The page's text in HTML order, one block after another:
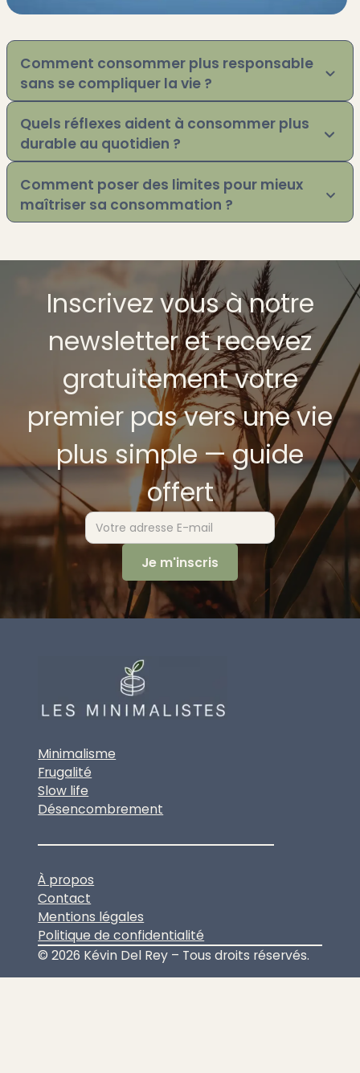
Comment consommer plus responsable
sans se compliquer la vie ?
Quels réflexes aident à consommer plus
durable au quotidien ?
Comment poser des limites pour mieux
maîtriser sa consommation ?
Inscrivez vous à notre
newsletter et recevez
gratuitement votre
premier pas vers une vie
plus simple — guide
offert
Minimalisme
Frugalité
Slow life
Désencombrement
À propos
Contact
Mentions légales
Politique de confidentialité
© 2026 Kévin Del Rey – Tous droits réservés.